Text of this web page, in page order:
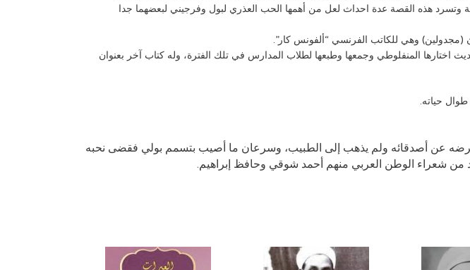
وتسرد هذه القصة عدة احداث لعل من أهمها الحب العذري لبول وفرجيني لبعضهما جدا
(مجدولين) وهي للكاتب الفرنسي “ألفونس كار”.
المنفلوطي وجمعها وطبعها لطلاب المدارس في تلك الفترة، وله كتاب آخر بعنوان
عن أصدقائه ولم يذهب إلى الطبيب، وسرعان ما أصيب بتسمم بولي فقضى نحبه